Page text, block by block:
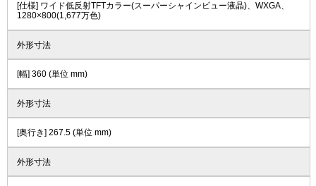
[仕様] ワイド低反射TFTカラー(スーパーシャインビュー液晶)、WXGA、
1280×800(1,677万色)
外形寸法
[幅] 360 (単位 mm)
外形寸法
[奥行き] 267.5 (単位 mm)
外形寸法